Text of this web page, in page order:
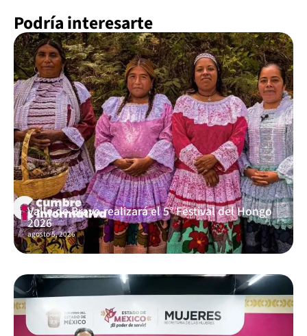
Podría interesarte
Valle de Bravo realizará el 5° Festival del Hongo
2026
agosto 5, 2026